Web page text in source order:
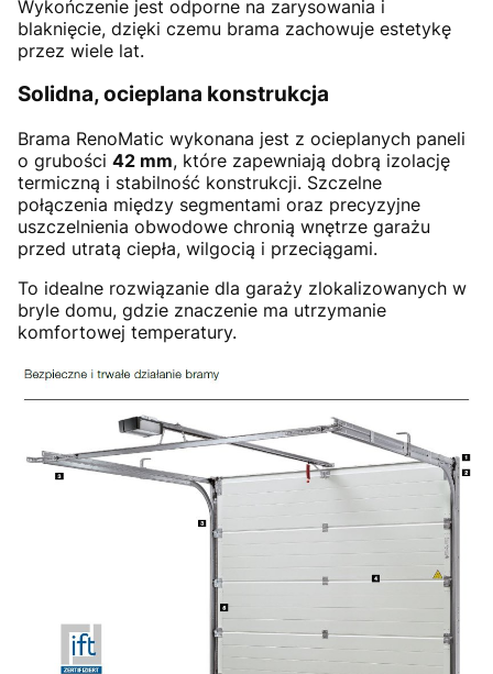
Wykończenie jest odporne na zarysowania i
blaknięcie, dzięki czemu brama zachowuje estetykę
przez wiele lat.
Solidna, ocieplana konstrukcja
Brama RenoMatic wykonana jest z ocieplanych paneli
o grubości 42 mm, które zapewniają dobrą izolację
termiczną i stabilność konstrukcji. Szczelne
połączenia między segmentami oraz precyzyjne
uszczelnienia obwodowe chronią wnętrze garażu
przed utratą ciepła, wilgocią i przeciągami.
To idealne rozwiązanie dla garaży zlokalizowanych w
bryle domu, gdzie znaczenie ma utrzymanie
komfortowej temperatury.